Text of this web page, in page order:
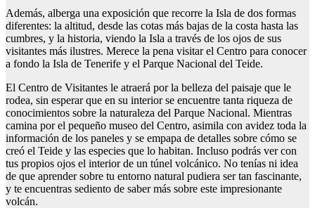
Además, alberga una exposición que recorre la Isla de dos formas
diferentes: la altitud, desde las cotas más bajas de la costa hasta las
cumbres, y la historia, viendo la Isla a través de los ojos de sus
visitantes más ilustres. Merece la pena visitar el Centro para conocer
a fondo la Isla de Tenerife y el Parque Nacional del Teide.
El Centro de Visitantes le atraerá por la belleza del paisaje que le
rodea, sin esperar que en su interior se encuentre tanta riqueza de
conocimientos sobre la naturaleza del Parque Nacional. Mientras
camina por el pequeño museo del Centro, asimila con avidez toda la
información de los paneles y se empapa de detalles sobre cómo se
creó el Teide y las especies que lo habitan. Incluso podrás ver con
tus propios ojos el interior de un túnel volcánico. No tenías ni idea
de que aprender sobre tu entorno natural pudiera ser tan fascinante,
y te encuentras sediento de saber más sobre este impresionante
volcán.